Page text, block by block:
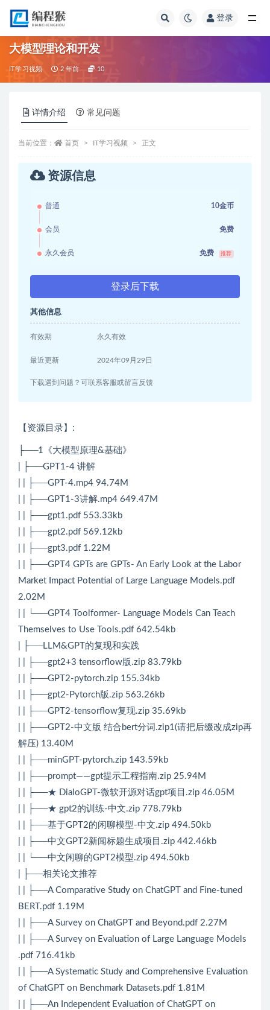
登录
大模型理论和开发
IT学习视频 2 年前 10
详情介绍 常见问题
当前位置： 首页 IT学习视频 正文
资源信息
普通 10金币
会员 免费
永久会员 免费 推荐
登录后下载
其他信息
有效期 永久有效
最近更新 2024年09月29日
下载遇到问题？可联系客服或留言反馈
【资源目录】:
├──1《大模型原理&基础》
| ├──GPT1-4 讲解
| | ├──GPT-4.mp4 94.74M
| | ├──GPT1-3讲解.mp4 649.47M
| | ├──gpt1.pdf 553.33kb
| | ├──gpt2.pdf 569.12kb
| | ├──gpt3.pdf 1.22M
| | ├──GPT4 GPTs are GPTs- An Early Look at the Labor
Market Impact Potential of Large Language Models.pdf
2.02M
| | └──GPT4 Toolformer- Language Models Can Teach
Themselves to Use Tools.pdf 642.54kb
| ├──LLM&GPT的复现和实践
| | ├──gpt2+3 tensorflow版.zip 83.79kb
| | ├──GPT2-pytorch.zip 155.34kb
| | ├──gpt2-Pytorch版.zip 563.26kb
| | ├──GPT2-tensorflow复现.zip 35.69kb
| | ├──GPT2-中文版 结合bert分词.zip1(请把后缀改成zip再
解压) 13.40M
| | ├──minGPT-pytorch.zip 143.59kb
| | ├──prompt——gpt提示工程指南.zip 25.94M
| | ├──★ DialoGPT-微软开源对话gpt项目.zip 46.05M
| | ├──★ gpt2的训练-中文.zip 778.79kb
| | ├──基于GPT2的闲聊模型-中文.zip 494.50kb
| | ├──中文GPT2新闻标题生成项目.zip 442.46kb
| | └──中文闲聊的GPT2模型.zip 494.50kb
| ├──相关论文推荐
| | ├──A Comparative Study on ChatGPT and Fine-tuned
BERT.pdf 1.19M
| | ├──A Survey on ChatGPT and Beyond.pdf 2.27M
| | ├──A Survey on Evaluation of Large Language Models
.pdf 716.41kb
| | ├──A Systematic Study and Comprehensive Evaluation
of ChatGPT on Benchmark Datasets.pdf 1.81M
| | ├──An Independent Evaluation of ChatGPT on